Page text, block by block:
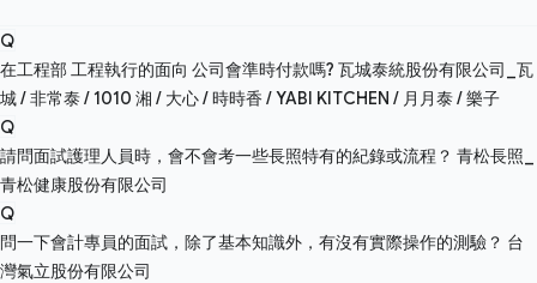
Q
在工程部 工程執行的面向 公司會準時付款嗎? 瓦城泰統股份有限公司_瓦
城 / 非常泰 / 1010 湘 / 大心 / 時時香 / YABI KITCHEN / 月月泰 / 樂子
Q
請問面試護理人員時，會不會考一些長照特有的紀錄或流程？ 青松長照_
青松健康股份有限公司
Q
問一下會計專員的面試，除了基本知識外，有沒有實際操作的測驗？ 台
灣氣立股份有限公司